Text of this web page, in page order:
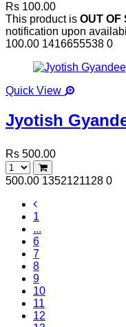
Rs 100.00
This product is OUT OF
notification upon
100.00 1416655538 0
Quick View
Jyotish
Rs 500.00
500.00 1352121128 0
1
...
6
7
8
9
10
11
12